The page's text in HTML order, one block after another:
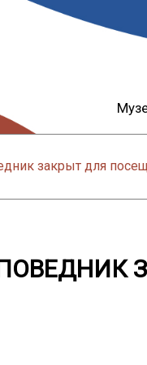
закрыт для